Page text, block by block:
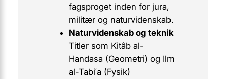
fagsproget inden for jura,
militær og naturvidenskab.
Naturvidenskab og teknik
Titler som Kitâb al-
Handasa (Geometri) og Ilm
al-Tabiʿa (Fysik)